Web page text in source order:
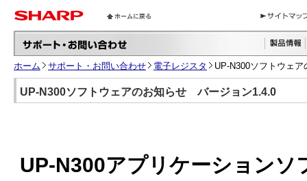
ホーム サポート・お問い合わせ 電子レジスタ UP-N300ソフトウェ
UP-N300ソフトウェアのお知らせ バージョン1.4.0
UP-N300アプリケーションソ